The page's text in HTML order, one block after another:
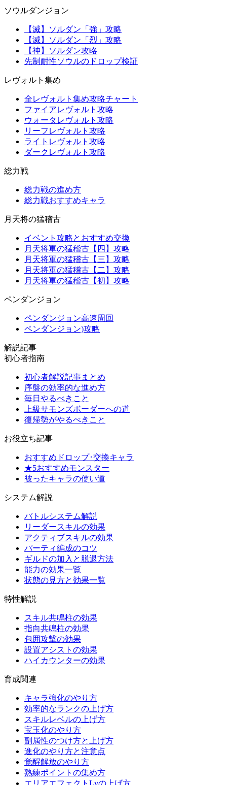
ソウルダンジョン
【滅】ソルダン「強」攻略
【滅】ソルダン「烈」攻略
【神】ソルダン攻略
先制耐性ソウルのドロップ検証
レヴォルト集め
全レヴォルト集め攻略チャート
ファイアレヴォルト攻略
ウォータレヴォルト攻略
リーフレヴォルト攻略
ライトレヴォルト攻略
ダークレヴォルト攻略
総力戦
総力戦の進め方
総力戦おすすめキャラ
月天将の猛稽古
イベント攻略とおすすめ交換
月天将軍の猛稽古【四】攻略
月天将軍の猛稽古【三】攻略
月天将軍の猛稽古【二】攻略
月天将軍の猛稽古【初】攻略
ペンダンジョン
ペンダンジョン高速周回
ペンダンジョン)攻略
解説記事
初心者指南
初心者解説記事まとめ
序盤の効率的な進め方
毎日やるべきこと
上級サモンズボーダーへの道
復帰勢がやるべきこと
お役立ち記事
おすすめドロップ･交換キャラ
★5おすすめモンスター
被ったキャラの使い道
システム解説
バトルシステム解説
リーダースキルの効果
アクティブスキルの効果
パーティ編成のコツ
ギルドの加入と脱退方法
能力の効果一覧
状態の見方と効果一覧
特性解説
スキル共鳴柱の効果
指向共鳴柱の効果
包囲攻撃の効果
設置アシストの効果
ハイカウンターの効果
育成関連
キャラ強化のやり方
効率的なランクの上げ方
スキルレベルの上げ方
宝玉化のやり方
副属性のつけ方と上げ方
進化のやり方と注意点
覚醒解放のやり方
熟練ポイントの集め方
エリアエフェクトLvの上げ方